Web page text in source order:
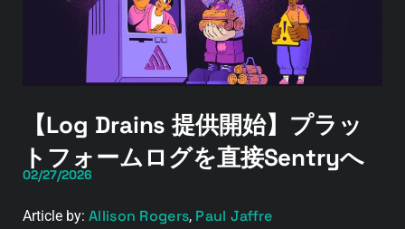
【Log Drains 提供開始】プラッ
トフォームログを直接Sentryへ
02/27/2026
Article by: Allison Rogers, Paul Jaffre